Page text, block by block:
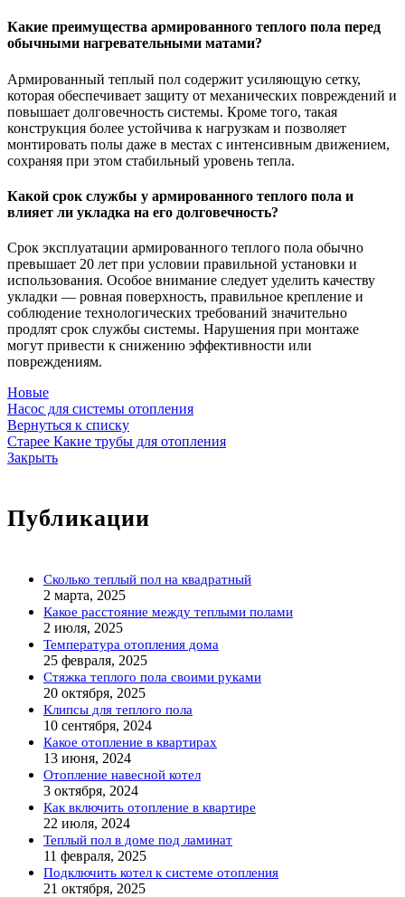
Какие преимущества армированного теплого пола перед
обычными нагревательными матами?
Армированный теплый пол содержит усиляющую сетку,
которая обеспечивает защиту от механических повреждений и
повышает долговечность системы. Кроме того, такая
конструкция более устойчива к нагрузкам и позволяет
монтировать полы даже в местах с интенсивным движением,
сохраняя при этом стабильный уровень тепла.
Какой срок службы у армированного теплого пола и
влияет ли укладка на его долговечность?
Срок эксплуатации армированного теплого пола обычно
превышает 20 лет при условии правильной установки и
использования. Особое внимание следует уделить качеству
укладки — ровная поверхность, правильное крепление и
соблюдение технологических требований значительно
продлят срок службы системы. Нарушения при монтаже
могут привести к снижению эффективности или
повреждениям.
Новые
Насос для системы отопления
Вернуться к списку
Старее Какие трубы для отопления
Закрыть
Публикации
Сколько теплый пол на квадратный
2 марта, 2025
Какое расстояние между теплыми полами
2 июля, 2025
Температура отопления дома
25 февраля, 2025
Стяжка теплого пола своими руками
20 октября, 2025
Клипсы для теплого пола
10 сентября, 2024
Какое отопление в квартирах
13 июня, 2024
Отопление навесной котел
3 октября, 2024
Как включить отопление в квартире
22 июля, 2024
Теплый пол в доме под ламинат
11 февраля, 2025
Подключить котел к системе отопления
21 октября, 2025